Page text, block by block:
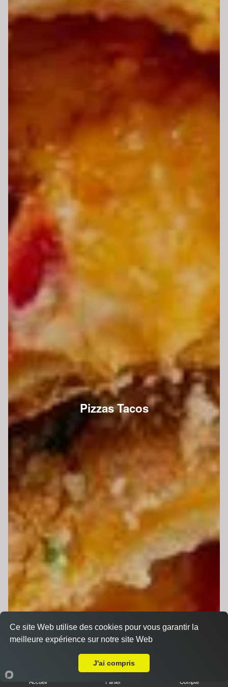
Pizzas Tacos
Accueil Panier Compte
Ce site Web utilise des cookies pour vous garantir la
meilleure expérience sur notre site Web
J'ai compris